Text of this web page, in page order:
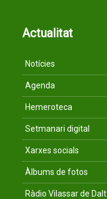
Actualitat
Notícies
Agenda
Hemeroteca
Setmanari digital
Xarxes socials
Àlbums de fotos
Ràdio Vilassar de Dalt